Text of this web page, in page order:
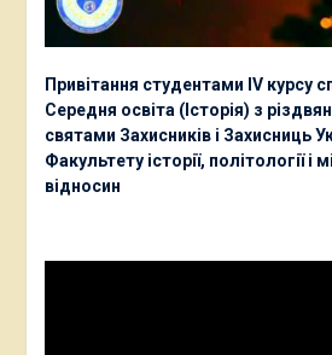
Привітання студентами ІV курсу
Середня освіта (Історія) з
святами Захисників і Захисниць
Факультету історії, політології і
відносин